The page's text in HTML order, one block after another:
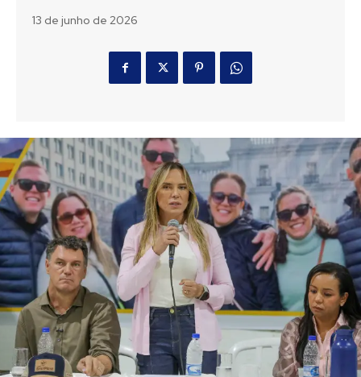
13 de junho de 2026